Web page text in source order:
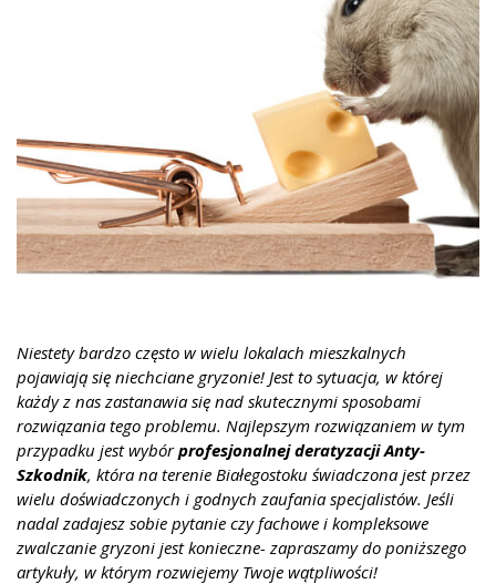
Niestety bardzo często w wielu lokalach mieszkalnych
pojawiają się niechciane gryzonie! Jest to sytuacja, w której
każdy z nas zastanawia się nad skutecznymi sposobami
rozwiązania tego problemu. Najlepszym rozwiązaniem w tym
przypadku jest wybórprofesjonalnej deratyzacji Anty-
Szkodnik, która na terenie Białegostoku świadczona jest przez
wielu doświadczonych i godnych zaufania specjalistów. Jeśli
nadal zadajesz sobie pytanie czy fachowe i kompleksowe
zwalczanie gryzoni jest konieczne- zapraszamy do poniższego
artykuły, w którym rozwiejemy Twoje wątpliwości!